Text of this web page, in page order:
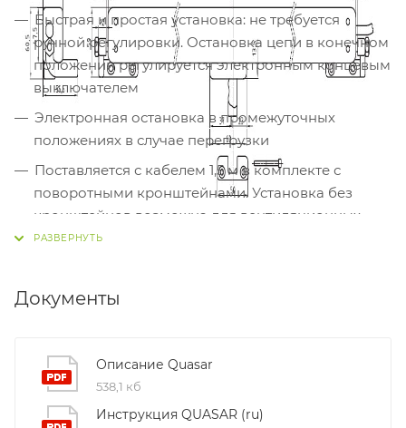
Быстрая и простая установка: не требуется
ручной регулировки. Остановка цепи в конечном
положении регулируется электронным концевым
выключателем
Электронная остановка в промежуточных
положениях в случае перегрузки
Поставляется с кабелем 1,5 м в комплекте с
поворотными кронштейнами. Установка без
кронштейнов возможна для вентиляционных
окон с поворотными петлями высотой не менее
Съемное крепление цепи привода для мытья
окон (в комплекте)
воздействиям версия привода QUASAR DC с
классом защиты IP32 доступна по отдельному
запросу
Документы
Описание Quasar
538,1 кб
Инструкция QUASAR (ru)